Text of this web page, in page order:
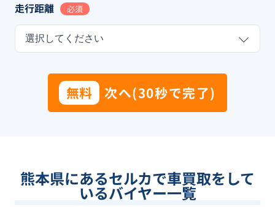
走行距離 必須
選択してください
無料 次へ(30秒で完了)
熊本県にあるセルカで車買取をして
いるバイヤー一覧